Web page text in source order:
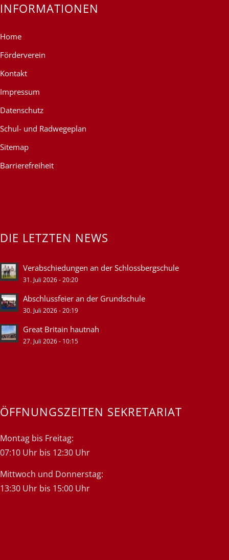
INFORMATIONEN
Home
Förderverein
Kontakt
Impressum
Datenschutz
Schul- und Radwegeplan
Sitemap
Barrierefreiheit
DIE LETZTEN NEWS
Verabschiedungen an der Schlossbergschule
31. Juli 2026 - 20:20
Abschlussfeier an der Grundschule
30. Juli 2026 - 20:19
Great Britain hautnah
27. Juli 2026 - 10:15
ÖFFNUNGSZEITEN SEKRETARIAT
Montag bis Freitag:
07:10 Uhr bis 12:30 Uhr
Mittwoch und Donnerstag:
13:30 Uhr bis 15:00 Uhr